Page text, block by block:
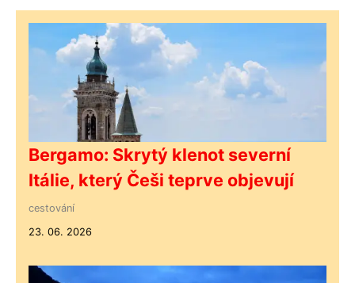
Bergamo: Skrytý klenot severní
Itálie, který Češi teprve objevují
cestování
23. 06. 2026